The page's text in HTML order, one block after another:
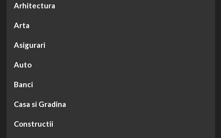
Arhitectura
Arta
Asigurari
Auto
Banci
Casa si Gradina
Constructii